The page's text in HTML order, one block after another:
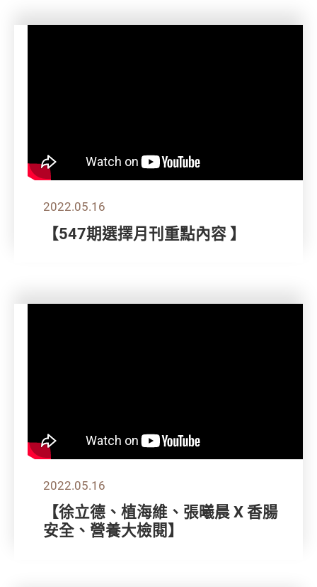
2022.05.16
【547期選擇月刊重點內容 】
2022.05.16
【徐立德、植海維、張曦晨 X 香腸
安全、營養大檢閱】